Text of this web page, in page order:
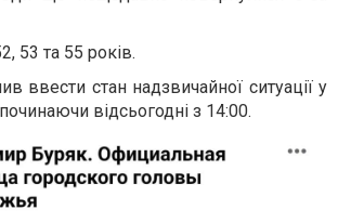
53 та 55 років.
ввести стан надзвичайної ситуації у
відсьогодні з 14:00.